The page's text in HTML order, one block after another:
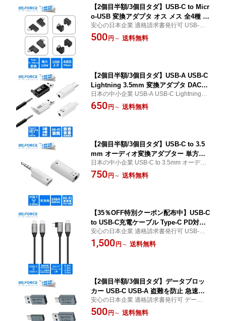
無料
【2個目半額/3個目タダ】USB-C to Micr
o-USB 変換アダプタ オス メス 全4種 M
icroUSB 480Mbps PD 10W(5V2A) 高速
充電 USB2.0 U字 L字 BC 適格請求書発
安心の日本企業 適格請求書発行可 USB-C t
o Micro-USB 変換アダプタ オス メス 全4種
MicroUSB 480Mbps PD 10W(5V2A) 高速充
500円 ～ 送料無料
【2個目半額/3個目タダ】USB-A USB-C
Lightning 3.5mm 変換アダプタ DAC搭
載 24bit/96kHz ハイレゾ対応 3極・4極
イヤホン対応 TRRS（CTIA）対応 リモ
日本の中小企業 USB-A USB-C Lightning 3.
5mm 変換アダプタ DAC搭載 24bit/96kHz
ハイレゾ対応 3極・4極イヤホン対応 TRRS
650円 ～ 送料無料
【2個目半額/3個目タダ】USB-C to 3.5
mm オーディオ変換アダプター 単方向
16bit/48KHz 低遅延 ニッケルメッキ端
子採用 c3e 適格請求書発行可 送料無料
日本の中小企業 USB-C to 3.5mm オーディ
オ変換アダプター 単方向 16bit/48KHz 低遅
延 ニッケルメッキ端子採用 c3e
750円 ～ 送料無料
【35％OFF特別クーポン配布中】USB-C
to USB-C充電ケーブル Type-C PD対応
240W データ転送 USB 2.0 高耐久ナイ
ロン 急速充電 iphone15 iphone16 対応
安心の日本企業 適格請求書発行可 USB-C t
o USB-C充電ケーブル Type-C PD対応 240
W データ転送 USB 2.0 高耐久ナイロン 急速
1,500円 ～ 送料無料
【2個目半額/3個目タダ】データブロッ
カー USB-C USB-A 盗難を防止 急速充
電 140W ハッキング拒否 安全な充電 小
型 軽量 ジュースジャッキング防止 DB
安心の日本企業 適格請求書発行可 データブ
ロッカー 盗難を防止 急速充電 140W ハッキ
ング拒否 安全な充電 小型 軽量 ジュースジ
500円 ～ 送料無料